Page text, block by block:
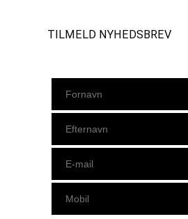
TILMELD NYHEDSBREV